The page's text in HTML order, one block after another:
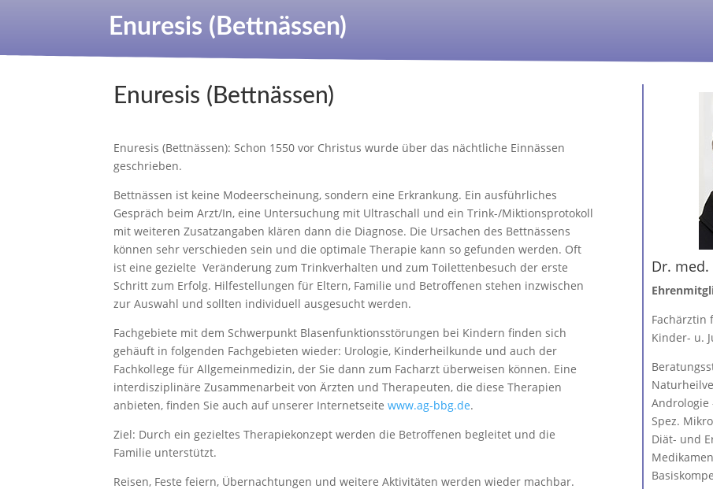
Enuresis (Bettnässen)
Enuresis (Bettnässen)
Enuresis (Bettnässen): Schon 1550 vor Christus wurde über das nächtliche Einnässen
geschrieben.
Bettnässen ist keine Modeerscheinung, sondern eine Erkrankung. Ein ausführliches
Gespräch beim Arzt/In, eine Untersuchung mit Ultraschall und ein Trink-/Miktionsprotokoll
mit weiteren Zusatzangaben klären dann die Diagnose. Die Ursachen des Bettnässens
können sehr verschieden sein und die optimale Therapie kann so gefunden werden. Oft
ist eine gezielte Veränderung zum Trinkverhalten und zum Toilettenbesuch der erste
Schritt zum Erfolg. Hilfestellungen für Eltern, Familie und Betroffenen stehen inzwischen
zur Auswahl und sollten individuell ausgesucht werden.
Fachgebiete mit dem Schwerpunkt Blasenfunktionsstörungen bei Kindern finden sich
gehäuft in folgenden Fachgebieten wieder: Urologie, Kinderheilkunde und auch der
Fachkollege für Allgemeinmedizin, der Sie dann zum Facharzt überweisen können. Eine
interdisziplinäre Zusammenarbeit von Ärzten und Therapeuten, die diese Therapien
anbieten, finden Sie auch auf unserer Internetseitewww.ag-bbg.de.
Ziel: Durch ein gezieltes Therapiekonzept werden die Betroffenen begleitet und die
Familie unterstützt.
Reisen, Feste feiern, Übernachtungen und weitere Aktivitäten werden wieder machbar.
Dr. med.
Fachärztin
Kinder- u.
Andrologie
Spez.
Diät- und